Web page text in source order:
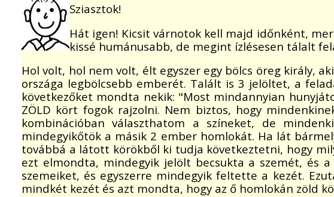
Sziasztok!
Hát igen! Kicsit várnotok kell majd időnként,
kissé humánusabb, de megint ízlésesen tálalt
Hol volt, hol nem volt, élt egyszer egy bölcs öreg király,
országa legbölcsebb emberét. Talált is 3 jelöltet, a
következőket mondta nekik: "Most mindannyian
ZÖLD kört fogok rajzolni. Nem biztos, hogy
kombinációban választhatom a színeket, de
mindegyikőtök a másik 2 ember homlokát. Ha lát
továbbá a látott körökből ki tudja következtetni, hogy
ezt elmondta, mindegyik jelölt becsukta a szemét, és
szemeiket, és egyszerre mindegyik feltette a kezét.
mindkét kezét és azt mondta, hogy az ő homlokán zöld